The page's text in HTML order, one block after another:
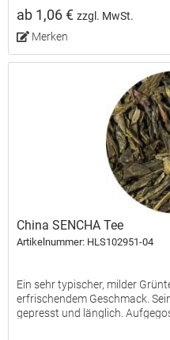
ab 1,06 €zzgl. MwSt.
Merken
China SENCHA Tee
Artikelnummer: HLS102951-04
Ein sehr typischer, milder
erfrischendem Geschmack.
gepresst und länglich.